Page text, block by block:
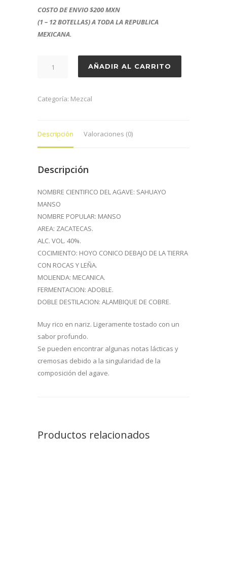
COSTO DE ENVIO $200 MXN
(1 – 12 BOTELLAS) A TODA LA REPUBLICA
MEXICANA.
TEQUILANA
cantidad
AÑADIR AL CARRITO
Categoría: Mezcal
Descripción Valoraciones (0)
Descripción
NOMBRE CIENTIFICO DEL AGAVE: SAHUAYO
MANSO
NOMBRE POPULAR: MANSO
AREA: ZACATECAS.
ALC. VOL. 40%.
COCIMIENTO: HOYO CONICO DEBAJO DE LA TIERRA
CON ROCAS Y LEÑA.
MOLIENDA: MECANICA.
FERMENTACION: ADOBLE.
DOBLE DESTILACION: ALAMBIQUE DE COBRE.
Muy rico en nariz. Ligeramente tostado con un
sabor profundo.
Se pueden encontrar algunas notas lácticas y
cremosas debido a la singularidad de la
composición del agave.
Productos relacionados